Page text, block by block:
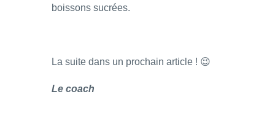
boissons sucrées.
La suite dans un prochain article ! 😉
Le coach